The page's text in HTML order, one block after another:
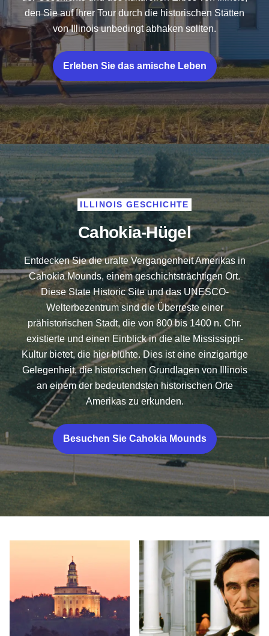
den Sie auf Ihrer Tour durch die historischen Stätten
von Illinois unbedingt abhaken sollten.
Erleben Sie das amische Leben
Cahokia-Hügel
ILLINOIS GESCHICHTE
Entdecken Sie die uralte Vergangenheit Amerikas in
Cahokia Mounds, einem geschichtsträchtigen Ort.
Diese State Historic Site und das UNESCO-
Welterbezentrum sind die Überreste einer
prähistorischen Stadt, die von 800 bis 1400 n. Chr.
existierte und einen Einblick in die alte Mississippi-
Kultur bietet, die hier blühte. Dies ist eine einzigartige
Gelegenheit, die historischen Grundlagen von Illinois
an einem der bedeutendsten historischen Orte
Amerikas zu erkunden.
Besuchen Sie Cahokia Mounds